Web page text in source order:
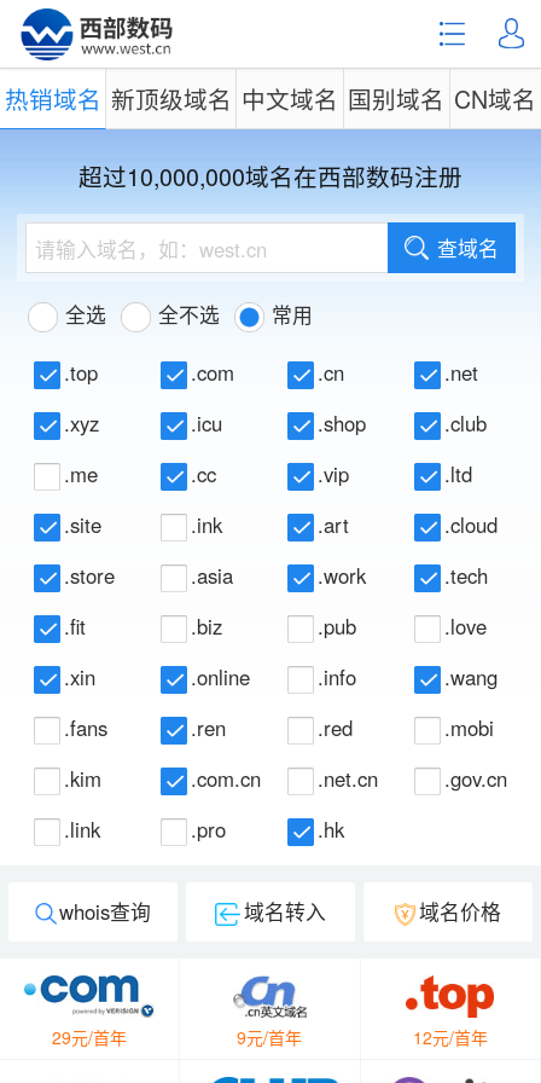
热销域名 新顶级域名 中文域名 国别域名 CN域名
超过10,000,000域名在西部数码注册
查域名
全选 全不选 常用
.top .com .cn
.net
.xyz
.icu .shop
.club
.me
.cc .vip
.ltd
.site
.ink .art
.cloud
.store
.asia .work
.tech
.fit
.biz .pub
.love
.xin
.online .info
.wang
.fans
.ren .red
.mobi
.kim
.com.cn .net.cn
.gov.cn
.link
.pro .hk
whois查询 域名转入 域名价格
29元/首年 9元/首年 12元/首年